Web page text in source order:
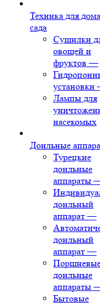
Техника для
сада
Сушилки
овощей и
фруктов —
установки
Лампы для
насекомых
Доильные
Турецкие
доильные
аппараты
доильный
аппарат —
доильный
аппарат —
доильные
аппараты
Бытовые